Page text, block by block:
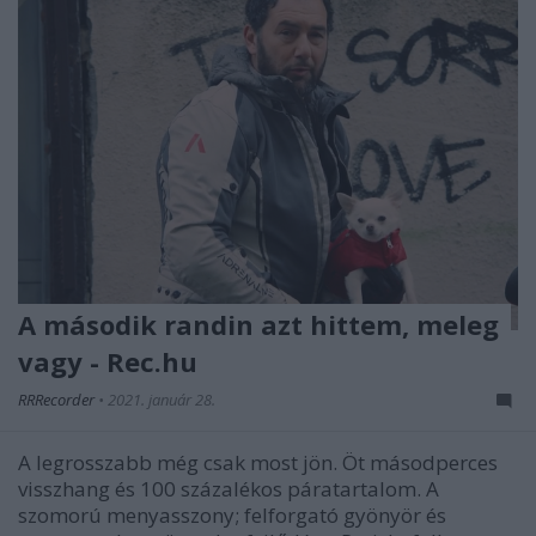
A második randin azt hittem, meleg
vagy - Rec.hu
RRRecorder • 2021. január 28.
A legrosszabb még csak most jön. Öt másodperces
visszhang és 100 százalékos páratartalom. A
szomorú menyasszony; felforgató gyönyör és